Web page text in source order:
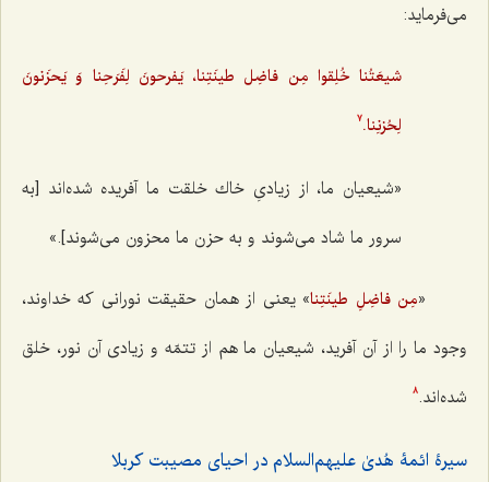
می‌فرماید:
شيعَتُنا خُلِقوا مِن فاضِل طينَتِنا، يَفرحونَ لِفَرَحِنا وَ يَحزَنونَ
لِحُزنِنا.7
«شيعيان ما، از زيادىِ خاك خلقت ما آفريده شده‌اند [به
سرور ما شاد می‌شوند و به حزن ما محزون می‌شوند].»
«مِن فاضِلِ طینَتِنا» يعنى از همان حقيقت نورانى كه خداوند،
وجود ما را از آن‌ آفريد، شيعيان ما هم از تتمّه و زيادى آن نور، خلق
شده‌اند.8
سیرۀ ائمۀ هُدیٰ علیهم‌السلام در احیای مصیبت کربلا